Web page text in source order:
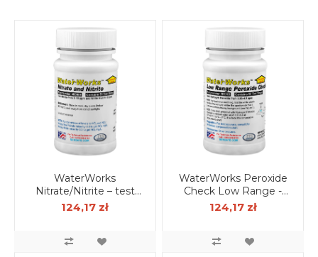
WaterWorks
Nitrate/Nitrite – test
paskowy do oznaczania
azotanów i azotynów w
124,17 zł
WaterWorks Peroxide
Check Low Range -
test do pomiaru
nadtlenku wodoru (50
124,17 zł